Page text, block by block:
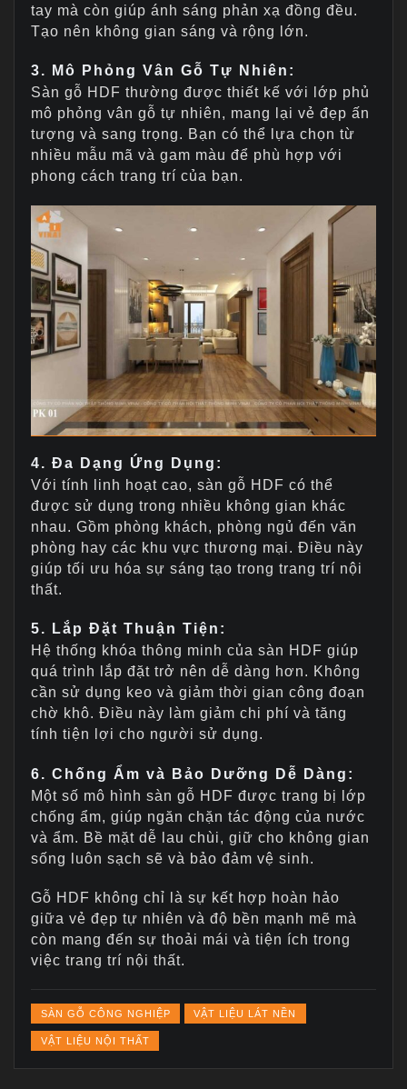
tay mà còn giúp ánh sáng phản xạ đồng đều.
Tạo nên không gian sáng và rộng lớn.
3. Mô Phỏng Vân Gỗ Tự Nhiên:
Sàn gỗ HDF thường được thiết kế với lớp phủ
mô phỏng vân gỗ tự nhiên, mang lại vẻ đẹp ấn
tượng và sang trọng. Bạn có thể lựa chọn từ
nhiều mẫu mã và gam màu để phù hợp với
phong cách trang trí của bạn.
4. Đa Dạng Ứng Dụng:
Với tính linh hoạt cao, sàn gỗ HDF có thể
được sử dụng trong nhiều không gian khác
nhau. Gồm phòng khách, phòng ngủ đến văn
phòng hay các khu vực thương mại. Điều này
giúp tối ưu hóa sự sáng tạo trong trang trí nội
thất.
5. Lắp Đặt Thuận Tiện:
Hệ thống khóa thông minh của sàn HDF giúp
quá trình lắp đặt trở nên dễ dàng hơn. Không
cần sử dụng keo và giảm thời gian công đoạn
chờ khô. Điều này làm giảm chi phí và tăng
tính tiện lợi cho người sử dụng.
6. Chống Ẩm và Bảo Dưỡng Dễ Dàng:
Một số mô hình sàn gỗ HDF được trang bị lớp
chống ẩm, giúp ngăn chặn tác động của nước
và ẩm. Bề mặt dễ lau chùi, giữ cho không gian
sống luôn sạch sẽ và bảo đảm vệ sinh.
Gỗ HDF không chỉ là sự kết hợp hoàn hảo
giữa vẻ đẹp tự nhiên và độ bền mạnh mẽ mà
còn mang đến sự thoải mái và tiện ích trong
việc trang trí nội thất.
SÀN GỖ CÔNG NGHIỆP VẬT LIỆU LÁT NỀN
VẬT LIỆU NỘI THẤT